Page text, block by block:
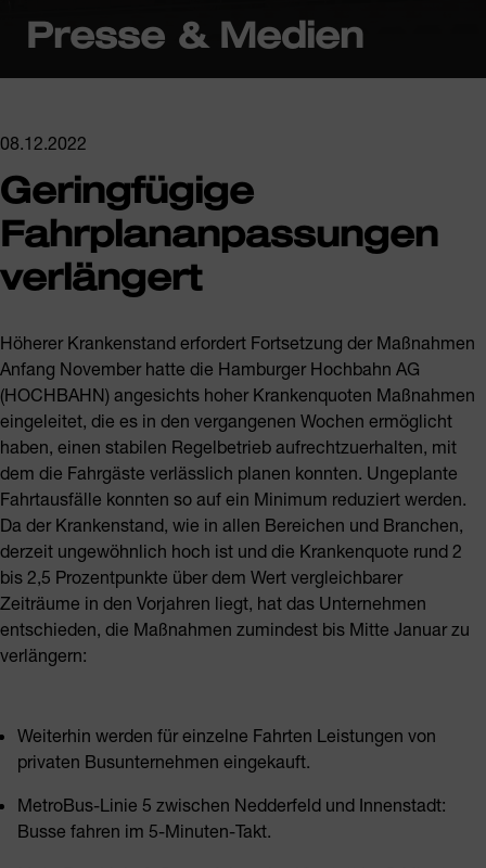
Presse & Medien
08.12.2022
Geringfügige
Fahrplananpassungen
verlängert
Höherer Krankenstand erfordert Fortsetzung der Maßnahmen
Anfang November hatte die Hamburger Hochbahn AG
(HOCHBAHN) angesichts hoher Krankenquoten Maßnahmen
eingeleitet, die es in den vergangenen Wochen ermöglicht
haben, einen stabilen Regelbetrieb aufrechtzuerhalten, mit
dem die Fahrgäste verlässlich planen konnten. Ungeplante
Fahrtausfälle konnten so auf ein Minimum reduziert werden.
Da der Krankenstand, wie in allen Bereichen und Branchen,
derzeit ungewöhnlich hoch ist und die Krankenquote rund 2
bis 2,5 Prozentpunkte über dem Wert vergleichbarer
Zeiträume in den Vorjahren liegt, hat das Unternehmen
entschieden, die Maßnahmen zumindest bis Mitte Januar zu
verlängern:
Weiterhin werden für einzelne Fahrten Leistungen von
privaten Busunternehmen eingekauft.
MetroBus-Linie 5 zwischen Nedderfeld und Innenstadt:
Busse fahren im 5-Minuten-Takt.